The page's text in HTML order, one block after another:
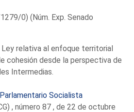
0) (Núm. Exp. Senado
Ley relativa al enfoque territorial
cohesión desde la perspectiva de
Intermedias.
Socialista
, número 87 , de 22 de octubre